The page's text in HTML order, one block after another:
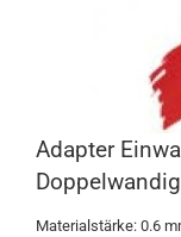
Adapter
Materialstärke: 0.6